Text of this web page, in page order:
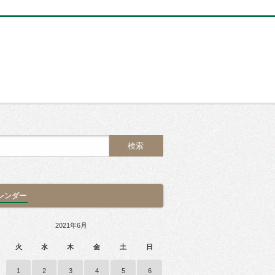
ンダー
2021年6月
火 水 木 金 土 日
1 2 3 4 5 6